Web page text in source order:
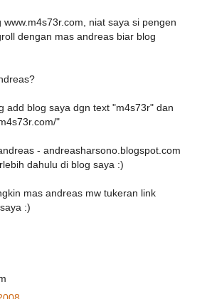
www.m4s73r.com, niat saya si pengen
dengan mas andreas biar blog
add blog saya dgn text "m4s73r" dan
"
- andreasharsono.blogspot.com
dahulu di blog saya :)
mas andreas mw tukeran link
:)